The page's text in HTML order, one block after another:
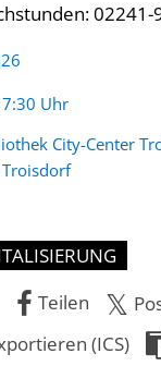
02241-
Uhr
City-Center
Teilen
(ICS)